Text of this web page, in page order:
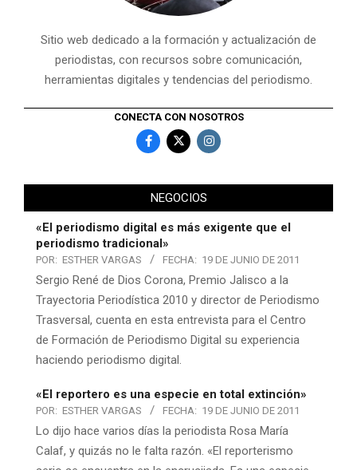
Sitio web dedicado a la formación y actualización de
periodistas, con recursos sobre comunicación,
herramientas digitales y tendencias del periodismo.
CONECTA CON NOSOTROS
NEGOCIOS
«El periodismo digital es más exigente que el
periodismo tradicional»
POR: ESTHER VARGAS FECHA: 19 DE JUNIO DE 2011
Sergio René de Dios Corona, Premio Jalisco a la
Trayectoria Periodística 2010 y director de Periodismo
Trasversal, cuenta en esta entrevista para el Centro
de Formación de Periodismo Digital su experiencia
haciendo periodismo digital.
«El reportero es una especie en total extinción»
POR: ESTHER VARGAS FECHA: 19 DE JUNIO DE 2011
Lo dijo hace varios días la periodista Rosa María
Calaf, y quizás no le falta razón. «El reporterismo